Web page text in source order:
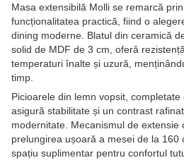
Masa extensibilă Molli se remarcă
funcționalitatea practică, fiind o
dining moderne. Blatul din ceramică
solid de MDF de 3 cm, oferă
temperaturi înalte și uzură,
timp.
Picioarele din lemn vopsit, completate
asigură stabilitate și un contrast
modernitate. Mecanismul de extensie
prelungirea ușoară a mesei de la 160
spațiu suplimentar pentru confortul